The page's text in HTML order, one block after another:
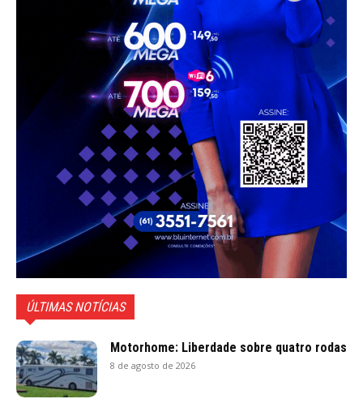
ÚLTIMAS NOTÍCIAS
Motorhome: Liberdade sobre quatro rodas
8 de agosto de 2026